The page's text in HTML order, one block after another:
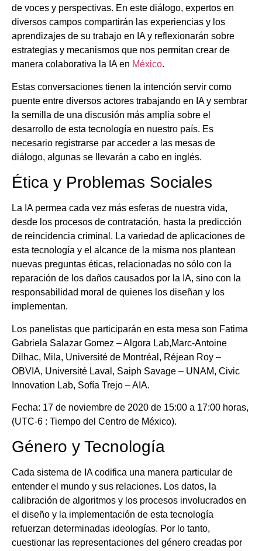
de voces y perspectivas. En este diálogo, expertos en
diversos campos compartirán las experiencias y los
aprendizajes de su trabajo en IA y reflexionarán sobre
estrategias y mecanismos que nos permitan crear de
manera colaborativa la IA en México.
Estas conversaciones tienen la intención servir como
puente entre diversos actores trabajando en IA y sembrar
la semilla de una discusión más amplia sobre el
desarrollo de esta tecnología en nuestro país. Es
necesario registrarse par acceder a las mesas de
diálogo, algunas se llevarán a cabo en inglés.
Ética y Problemas Sociales
La IA permea cada vez más esferas de nuestra vida,
desde los procesos de contratación, hasta la predicción
de reincidencia criminal. La variedad de aplicaciones de
esta tecnología y el alcance de la misma nos plantean
nuevas preguntas éticas, relacionadas no sólo con la
reparación de los daños causados por la IA, sino con la
responsabilidad moral de quienes los diseñan y los
implementan.
Los panelistas que participarán en esta mesa son Fatima
Gabriela Salazar Gomez – Algora Lab,Marc-Antoine
Dilhac, Mila, Université de Montréal, Réjean Roy –
OBVIA, Université Laval, Saiph Savage – UNAM, Civic
Innovation Lab, Sofía Trejo – AIA.
Fecha: 17 de noviembre de 2020 de 15:00 a 17:00 horas,
(UTC-6 : Tiempo del Centro de México).
Género y Tecnología
Cada sistema de IA codifica una manera particular de
entender el mundo y sus relaciones. Los datos, la
calibración de algoritmos y los procesos involucrados en
el diseño y la implementación de esta tecnología
refuerzan determinadas ideologías. Por lo tanto,
cuestionar las representaciones del género creadas por